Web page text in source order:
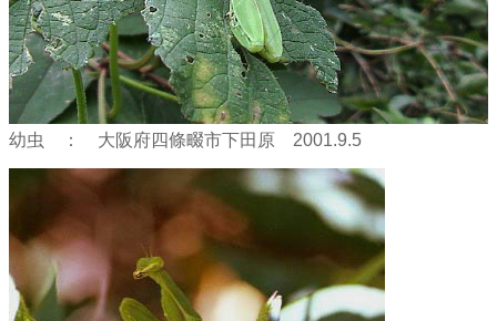
幼虫 ： 大阪府四條畷市下田原 2001.9.5